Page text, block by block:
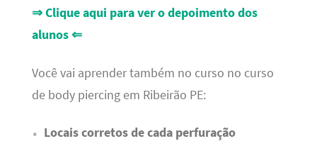
⇒ Clique aqui para ver o depoimento dos
alunos ⇐
Você vai aprender também no curso no curso
de body piercing em Ribeirão PE:
Locais corretos de cada perfuração